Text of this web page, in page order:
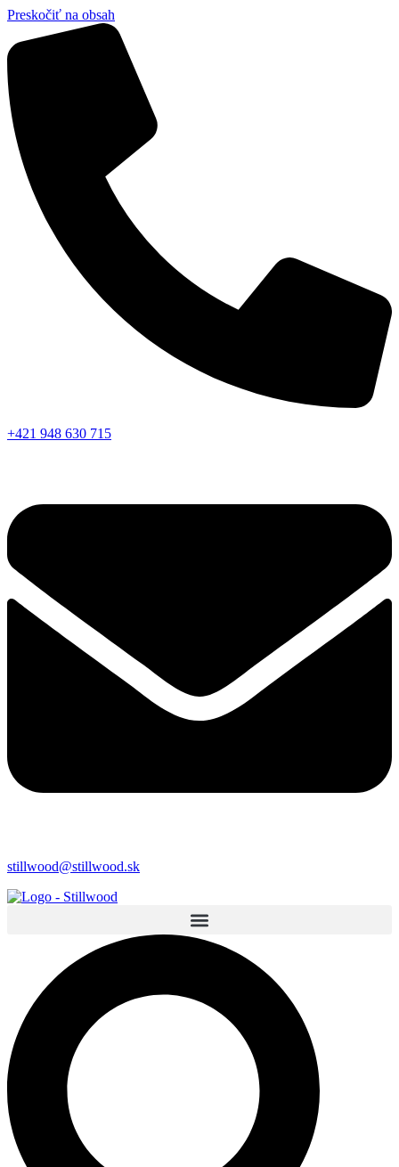
Preskočiť na obsah
+421 948 630 715
stillwood@stillwood.sk